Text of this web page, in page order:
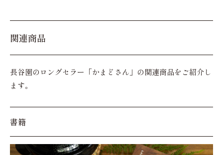
関連商品
長谷園のロングセラー「かまどさん」の関連商品をご紹介し
ます。
書籍